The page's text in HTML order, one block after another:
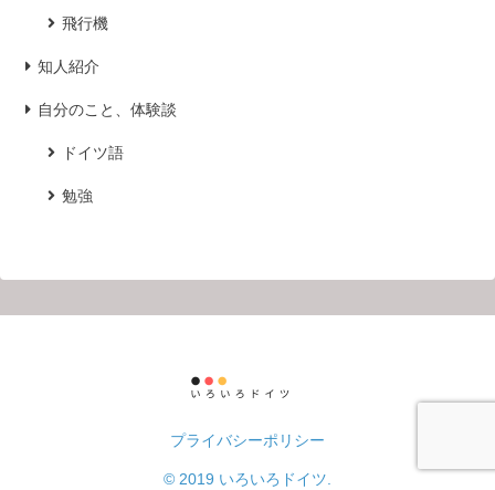
飛行機
知人紹介
自分のこと、体験談
ドイツ語
勉強
プライバシーポリシー
© 2019 いろいろドイツ.